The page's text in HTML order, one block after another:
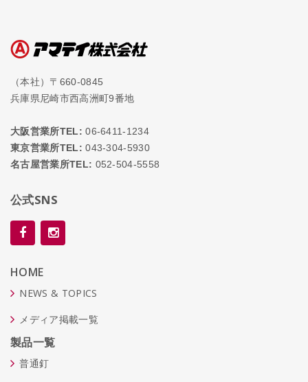
（本社）〒660-0845
兵庫県尼崎市西高洲町9番地
大阪営業所TEL: 06-6411-1234
東京営業所TEL: 043-304-5930
名古屋営業所TEL: 052-504-5558
公式SNS
HOME
NEWS & TOPICS
メディア掲載一覧
製品一覧
普通釘